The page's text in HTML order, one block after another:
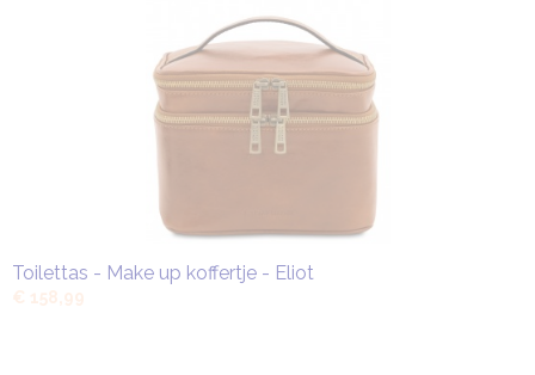
Toilettas - Make up koffertje - Eliot
€ 158,99